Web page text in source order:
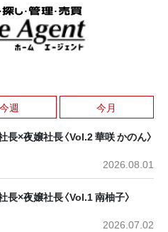
今週 今月
長×夜嬢社長〈Vol.2 華咲 かのん〉
2026.08.01
長×夜嬢社長〈Vol.1 南柚子〉
2026.07.02